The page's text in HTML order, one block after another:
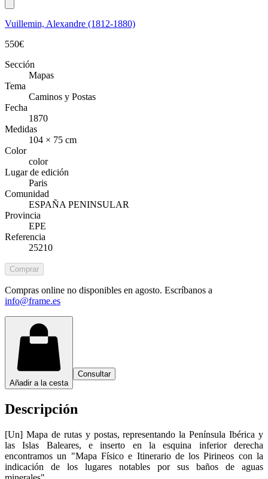
Vuillemin, Alexandre (1812-1880)
550€
Sección
Mapas
Tema
Caminos y Postas
Fecha
1870
Medidas
104 × 75 cm
Color
color
Lugar de edición
Paris
Comunidad
ESPAÑA PENINSULAR
Provincia
EPE
Referencia
25210
Comprar
Compras online no disponibles en agosto. Escríbanos a
info@frame.es
Añadir a la cesta
Consultar
Descripción
[Un] Mapa de rutas y postas, representando la Península Ibérica y
las Islas Baleares, e inserto en la esquina inferior derecha
encontramos un "Mapa Físico e Itinerario de los Pirineos con la
indicación de los lugares notables por sus baños de aguas